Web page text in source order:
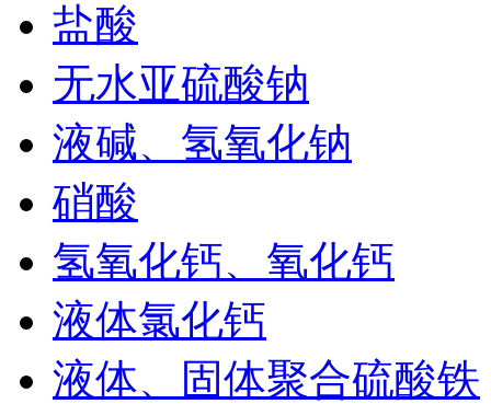
盐酸
无水亚硫酸钠
液碱、氢氧化钠
硝酸
氢氧化钙、氧化钙
液体氯化钙
液体、固体聚合硫酸铁